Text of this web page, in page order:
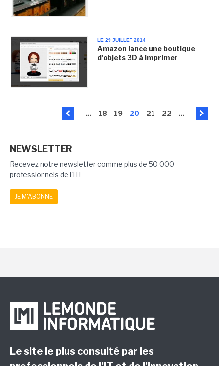
LE 29 JUILLET 2014
Amazon lance une boutique
d'objets 3D à imprimer
... 18 19 20 21 22 ...
NEWSLETTER
Recevez notre newsletter comme plus de 50 000
professionnels de l'IT!
JE M'ABONNE
Le site le plus consulté par les